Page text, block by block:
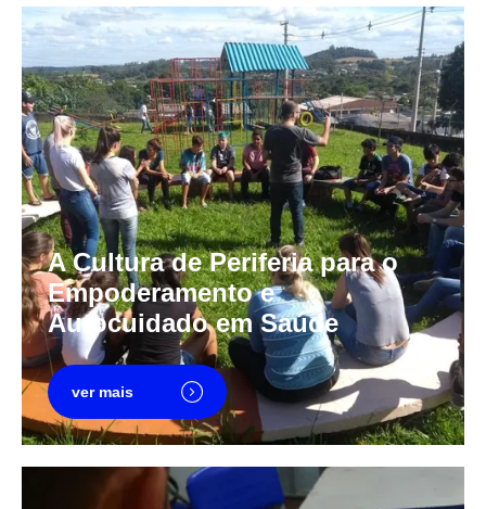
A Cultura de Periferia para o
Empoderamento e
Autocuidado em Saúde
ver mais